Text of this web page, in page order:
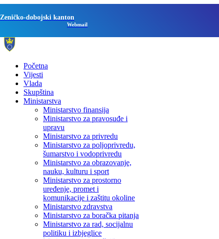
Zeničko-dobojski kanton
Webmail
Početna
Vijesti
Vlada
Skupština
Ministarstva
Ministarstvo finansija
Ministarstvo za pravosuđe i
upravu
Ministarstvo za privredu
Ministarstvo za poljoprivredu,
šumarstvo i vodoprivredu
Ministarstvo za obrazovanje,
nauku, kulturu i sport
Ministarstvo za prostorno
uređenje, promet i
komunikacije i zaštitu okoline
Ministarstvo zdravstva
Ministarstvo za boračka pitanja
Ministarstvo za rad, socijalnu
politiku i izbjeglice